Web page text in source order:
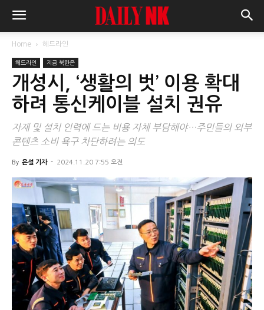
Home 헤드라인
헤드라인 지금 북한은
개성시, ‘생활의 벗’ 이용 확대
하려 통신케이블 설치 권유
자재 및 설치 인력에 드는 비용 자체 부담해야…주민들의 외부
콘텐츠 소비 욕구 차단하려는 의도
By 은설 기자 - 2024.11.20 7:55 오전